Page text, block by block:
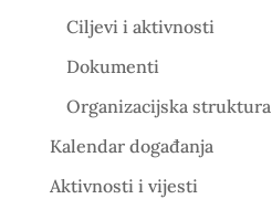
Ciljevi i aktivnosti
Dokumenti
Organizacijska struktura
Kalendar događanja
Aktivnosti i vijesti